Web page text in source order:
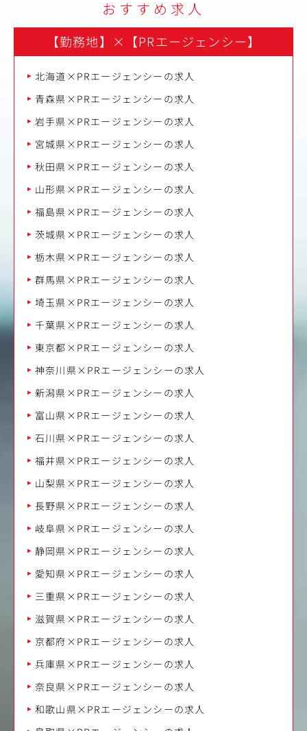
おすすめ求人
【勤務地】 × 【PRエージェンシー】
北海道×PRエージェンシーの求人
青森県×PRエージェンシーの求人
岩手県×PRエージェンシーの求人
宮城県×PRエージェンシーの求人
秋田県×PRエージェンシーの求人
山形県×PRエージェンシーの求人
福島県×PRエージェンシーの求人
茨城県×PRエージェンシーの求人
栃木県×PRエージェンシーの求人
群馬県×PRエージェンシーの求人
埼玉県×PRエージェンシーの求人
千葉県×PRエージェンシーの求人
東京都×PRエージェンシーの求人
神奈川県×PRエージェンシーの求人
新潟県×PRエージェンシーの求人
富山県×PRエージェンシーの求人
石川県×PRエージェンシーの求人
福井県×PRエージェンシーの求人
山梨県×PRエージェンシーの求人
長野県×PRエージェンシーの求人
岐阜県×PRエージェンシーの求人
静岡県×PRエージェンシーの求人
愛知県×PRエージェンシーの求人
三重県×PRエージェンシーの求人
滋賀県×PRエージェンシーの求人
京都府×PRエージェンシーの求人
兵庫県×PRエージェンシーの求人
奈良県×PRエージェンシーの求人
和歌山県×PRエージェンシーの求人